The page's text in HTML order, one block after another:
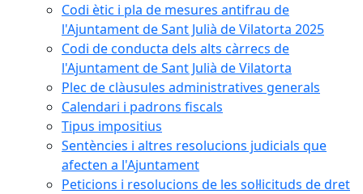
Codi ètic i pla de mesures antifrau de
l'Ajuntament de Sant Julià de Vilatorta 2025
Codi de conducta dels alts càrrecs de
l'Ajuntament de Sant Julià de Vilatorta
Plec de clàusules administratives generals
Calendari i padrons fiscals
Tipus impositius
Sentències i altres resolucions judicials que
afecten a l'Ajuntament
Peticions i resolucions de les sol·licituds de dret